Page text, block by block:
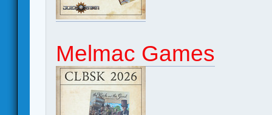
Melmac Games